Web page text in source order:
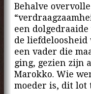
Behalve
een
de
een vader die
ging, gezien zijn
Marokko. Wie
moeder is, dit lot